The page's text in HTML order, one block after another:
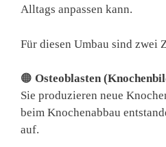
Alltags anpassen kann.
Für diesen Umbau sind zwei
🟠 Osteoblasten
Sie produzieren neue
beim Knochenabbau
auf.